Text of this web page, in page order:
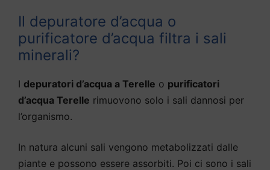
Il depuratore d’acqua o
purificatore d’acqua filtra i sali
minerali?
I depuratori d’acqua a Terelle o purificatori
d’acqua Terelle rimuovono solo i sali dannosi per
l’organismo.
In natura alcuni sali vengono metabolizzati dalle
piante e possono essere assorbiti. Poi ci sono i sali